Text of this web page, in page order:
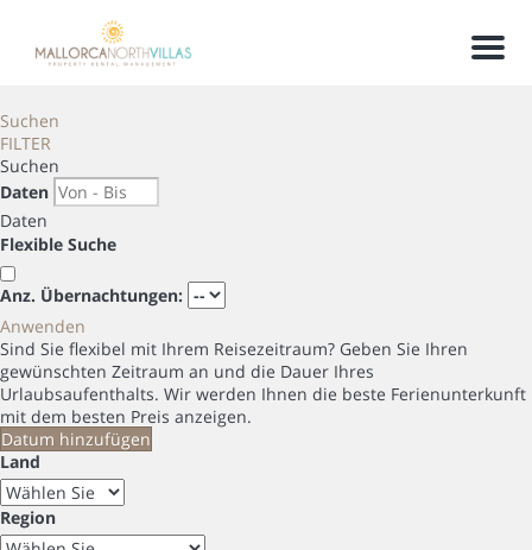
Menu
Suchen
FILTER
Suchen
Daten
Daten
Flexible Suche
Anz. Übernachtungen:
Anwenden
Sind Sie flexibel mit Ihrem Reisezeitraum? Geben Sie Ihren
gewünschten Zeitraum an und die Dauer Ihres
Urlaubsaufenthalts. Wir werden Ihnen die beste Ferienunterkunft
mit dem besten Preis anzeigen.
Datum hinzufügen
Land
Region